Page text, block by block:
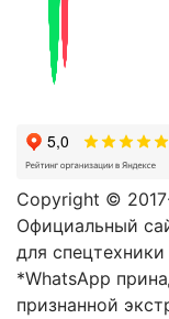
Copyright ©
Официальный
для
*WhatsApp
признанной